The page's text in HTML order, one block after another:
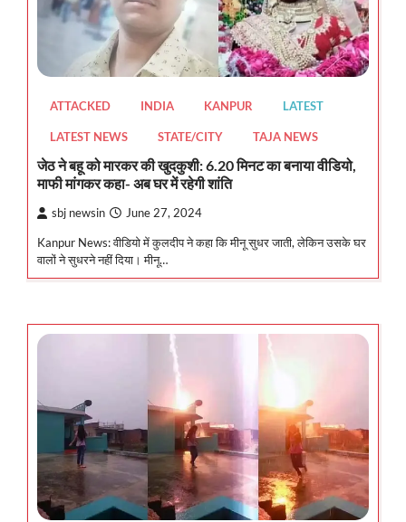
ATTACKED INDIA KANPUR LATEST
LATEST NEWS STATE/CITY TAJA NEWS
जेठ ने बहू को मारकर की खुदकुशी: 6.20 मिनट का बनाया वीडियो,
माफी मांगकर कहा- अब घर में रहेगी शांति
sbj newsin June 27, 2024
Kanpur News: वीडियो में कुलदीप ने कहा कि मीनू सुधर जाती, लेकिन उसके घर
वालों ने सुधरने नहीं दिया। मीनू…